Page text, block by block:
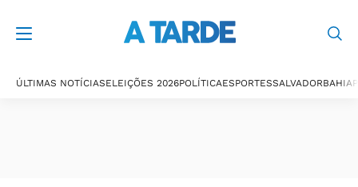
ÚLTIMAS NOTÍCIASELEIÇÕES 2026POLÍTICAESPORTESSALVADORBAHIA